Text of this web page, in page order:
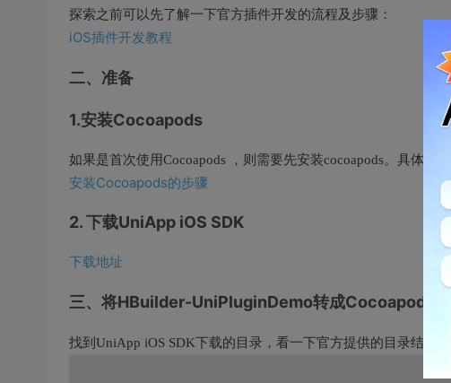
探索之前可以先了解一下官方插件开发的流程及步骤：
iOS插件开发教程
二、准备
1.安装Cocoapods
如果是首次使用Cocoapods ，则需要先安装cocoapods。具体的
安装Cocoapods的步骤
2. 下载UniApp iOS SDK
下载地址
三、将HBuilder-UniPluginDemo转成Cocoapods
找到UniApp iOS SDK下载的目录，看一下官方提供的目录结构